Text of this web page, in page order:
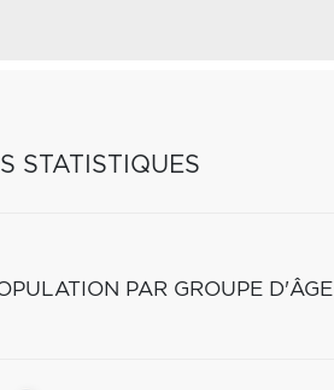
STATISTIQUES
PAR GROUPE D'ÂGE